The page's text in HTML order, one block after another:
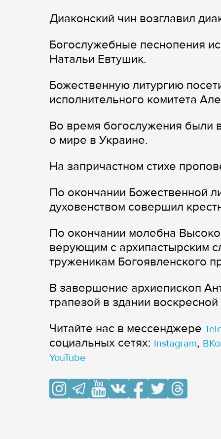
Диаконский чин возглавил
Богослужебные песнопения
Натальи Евтушик.
Божественную литургию
исполнительного комитета
Во время богослужения были
о мире в Украине.
На запричастном стихе
По окончании Божественной
духовенством совершил
По окончании молебна
верующим с архипастырским
труженикам Богоявленского
В завершение архиепископ
трапезой в здании
Читайте нас в мессенджере
cоциальных сетях: Instagram,
YouTube